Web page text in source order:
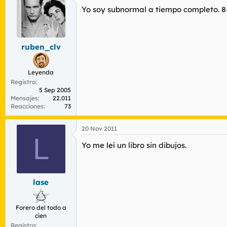
ruben_clv
Leyenda
Registro
5 Sep 2005
Mensajes
22.011
Reacciones
73
Yo soy subnormal a tiempo completo.
L
lase
Forero del todo a
cien
Registro
20 Nov 2011
Yo me leí un libro sin dibujos.